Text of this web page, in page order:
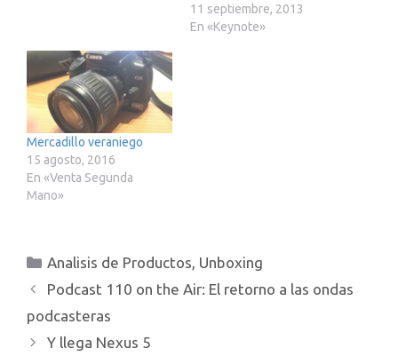
11 septiembre, 2013
En «Keynote»
Mercadillo veraniego
15 agosto, 2016
En «Venta Segunda
Mano»
Categorías
Analisis de Productos, Unboxing
Podcast 110 on the Air: El retorno a las ondas
podcasteras
Y llega Nexus 5